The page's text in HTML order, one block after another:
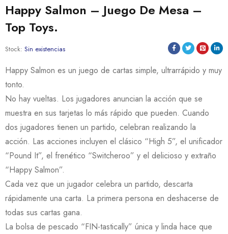
Happy Salmon – Juego De Mesa –
Top Toys.
Stock: Sin existencias
Happy Salmon es un juego de cartas simple, ultrarrápido y muy
tonto.
No hay vueltas. Los jugadores anuncian la acción que se
muestra en sus tarjetas lo más rápido que pueden. Cuando
dos jugadores tienen un partido, celebran realizando la
acción. Las acciones incluyen el clásico “High 5”, el unificador
“Pound It”, el frenético “Switcheroo” y el delicioso y extraño
“Happy Salmon”.
Cada vez que un jugador celebra un partido, descarta
rápidamente una carta. La primera persona en deshacerse de
todas sus cartas gana.
La bolsa de pescado “FIN-tastically” única y linda hace que